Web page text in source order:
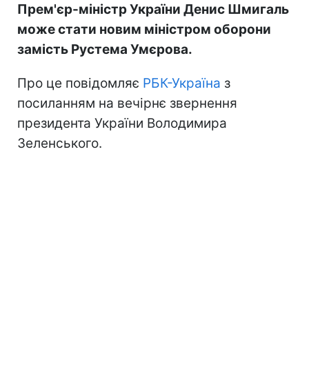
Прем'єр-міністр України Денис Шмигаль
може стати новим міністром оборони
замість Рустема Умєрова.
Про це повідомляє РБК-Україна з
посиланням на вечірнє звернення
президента України Володимира
Зеленського.